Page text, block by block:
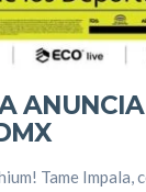
Tame Impala,